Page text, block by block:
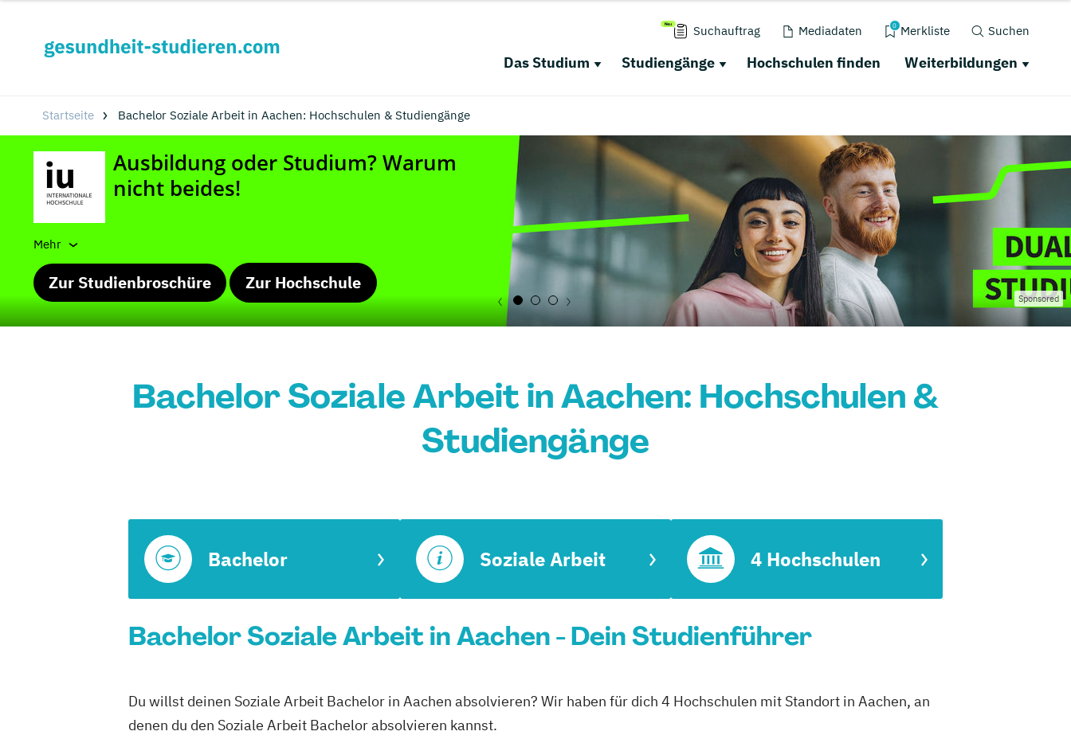
Suchauftrag Mediadaten 0 Merkliste Suchen
Das Studium Studiengänge Hochschulen finden Weiterbildungen
Startseite Bachelor Soziale Arbeit in Aachen: Hochschulen & Studiengänge
Mehr
Zur Studienbroschüre Zur Hochschule
Sponsored
Bachelor Soziale Arbeit in Aachen: Hochschulen &
Studiengänge
Bachelor Soziale Arbeit 4 Hochschulen
Bachelor Soziale Arbeit in Aachen - Dein Studienführer
Du willst deinen Soziale Arbeit Bachelor in Aachen absolvieren? Wir haben für dich 4 Hochschulen mit Standort in Aachen, an
denen du den Soziale Arbeit Bachelor absolvieren kannst.